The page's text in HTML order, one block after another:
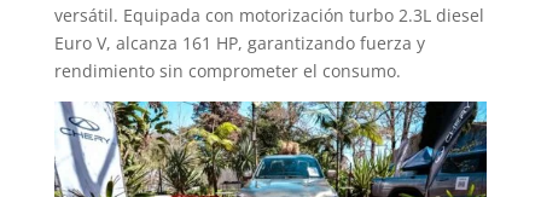
versátil. Equipada con motorización turbo 2.3L diesel
Euro V, alcanza 161 HP, garantizando fuerza y
rendimiento sin comprometer el consumo.